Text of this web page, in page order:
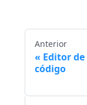
Anterior
Editor de
código